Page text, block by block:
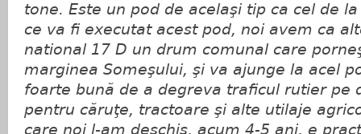
tone. Este un pod de acelaşi tip ca cel de
ce va fi executat acest pod, noi avem ca
national 17 D un drum comunal care
marginea Someşului, şi va ajunge la acel
foarte bună de a degreva traficul rutier pe
pentru căruţe, tractoare şi alte utilaje
care noi l-am deschis, acum 4-5 ani, e